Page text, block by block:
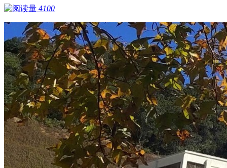
4100